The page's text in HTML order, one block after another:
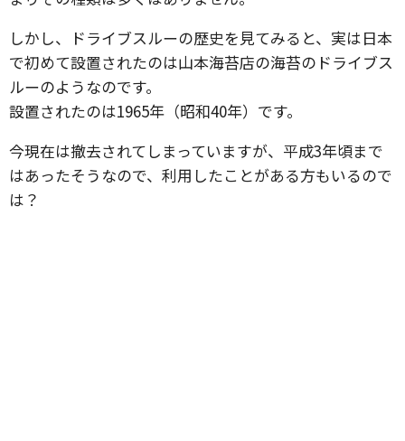
しかし、ドライブスルーの歴史を見てみると、実は日本
で初めて設置されたのは山本海苔店の海苔のドライブス
ルーのようなのです。
設置されたのは1965年（昭和40年）です。
今現在は撤去されてしまっていますが、平成3年頃まで
はあったそうなので、利用したことがある方もいるので
は？